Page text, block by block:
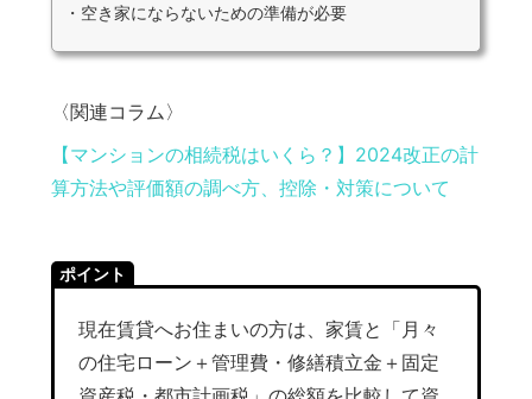
・空き家にならないための準備が必要
〈関連コラム〉
【マンションの相続税はいくら？】2024改正の計
算方法や評価額の調べ方、控除・対策について
ポイント
現在賃貸へお住まいの方は、家賃と「月々
の住宅ローン＋管理費・修繕積立金＋固定